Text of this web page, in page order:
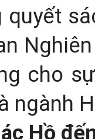
cho
ngành
Hồ